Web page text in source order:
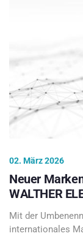
02. März 2026
Neuer
WALTHER
Mit der
internationales